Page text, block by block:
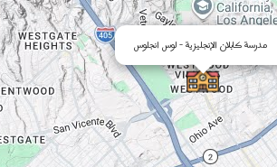
مدرسة كابلان الإنجليزية - لوس انجلوس